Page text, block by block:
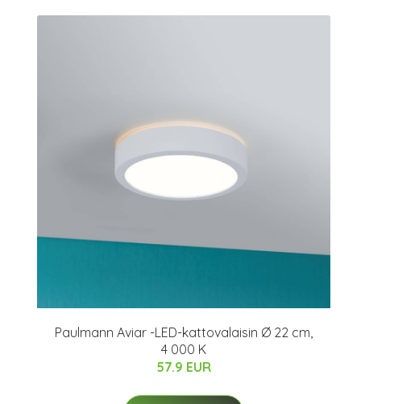
Paulmann Aviar -LED-kattovalaisin Ø 22 cm,
4 000 K
57.9 EUR